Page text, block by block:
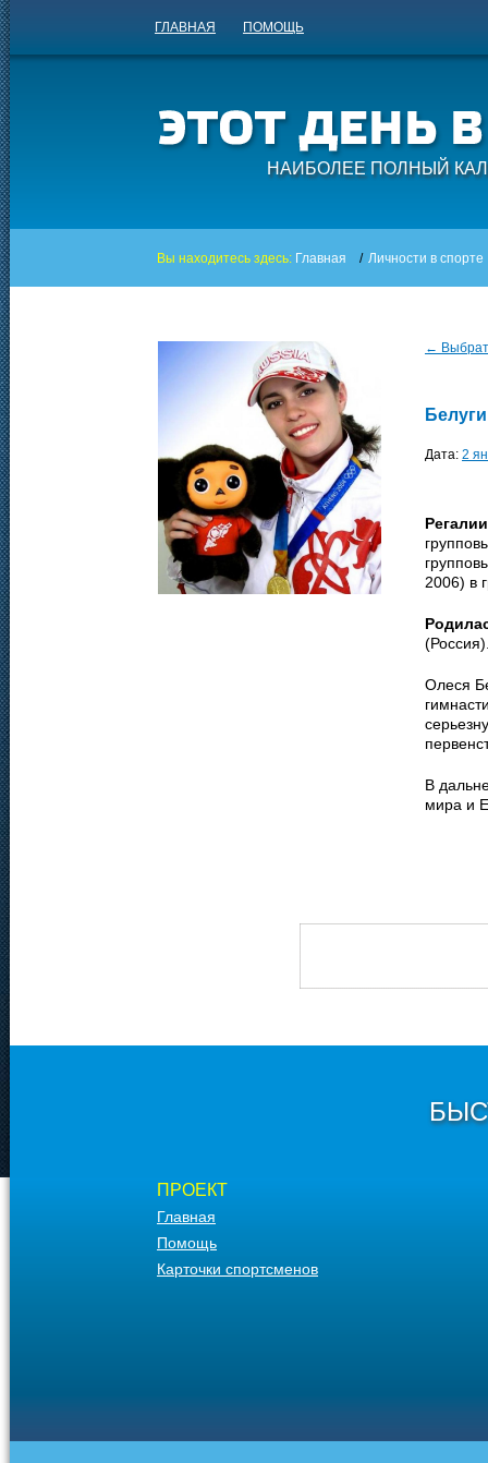
ГЛАВНАЯ ПОМОЩЬ
НАИБОЛЕЕ ПОЛНЫЙ
Вы находитесь здесь: Главная / Личности в спорте
←
Дата: 2
2006) в
Олеся
В
мира и
ПРОЕКТ
Главная
Помощь
Карточки спортсменов